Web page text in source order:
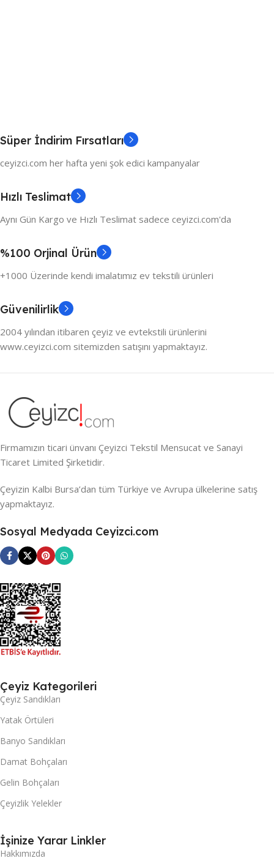
Süper İndirim Fırsatları
ceyizci.com her hafta yeni şok edici kampanyalar
Hızlı Teslimat
Aynı Gün Kargo ve Hızlı Teslimat sadece ceyizci.com'da
%100 Orjinal Ürün
+1000 Üzerinde kendi imalatımız ev tekstili ürünleri
Güvenilirlik
2004 yılından itibaren çeyiz ve evtekstili ürünlerini
www.ceyizci.com sitemizden satışını yapmaktayız.
Firmamızın ticari ünvanı Çeyizci Tekstil Mensucat ve Sanayi
Ticaret Limited Şirketidir.
Çeyizin Kalbi Bursa’dan tüm Türkiye ve Avrupa ülkelerine satış
yapmaktayız.
Sosyal Medyada Ceyizci.com
Çeyiz Kategorileri
Çeyiz Sandıkları
Yatak Örtüleri
Banyo Sandıkları
Damat Bohçaları
Gelin Bohçaları
Çeyizlik Yelekler
İşinize Yarar Linkler
Hakkımızda